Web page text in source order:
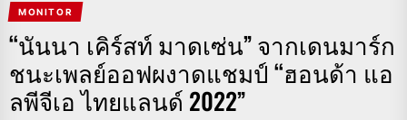
MONITOR
“นันนา เคิร์สท์ มาดเซ่น” จากเดนมาร์ก
ชนะเพลย์ออฟผงาดแชมป์ “ฮอนด้า แอ
ลพีจีเอ ไทยแลนด์ 2022”